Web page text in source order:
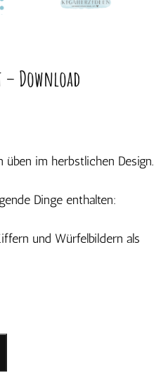
– Download
üben im herbstlichen Design.
Dinge enthalten:
und Würfelbildern als